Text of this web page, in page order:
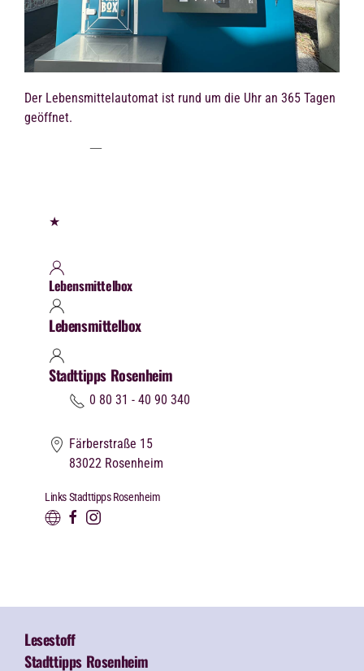
Der Lebensmittelautomat ist rund um die Uhr an 365 Tagen
geöffnet.
★
Lebensmittelbox
Lebensmittelbox
Stadttipps Rosenheim
0 80 31 - 40 90 340
Färberstraße 15
83022 Rosenheim
Links Stadttipps Rosenheim
Lesestoff
Stadttipps Rosenheim